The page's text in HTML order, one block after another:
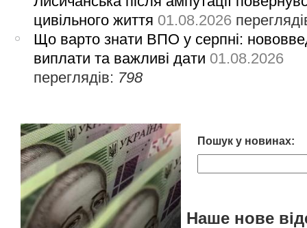
цивільного життя 01.08.2026
Що варто знати ВПО у серпні:
виплати та важливі дати 01.08.2026
переглядів: 798
Пошук у новинах:
Наше нове